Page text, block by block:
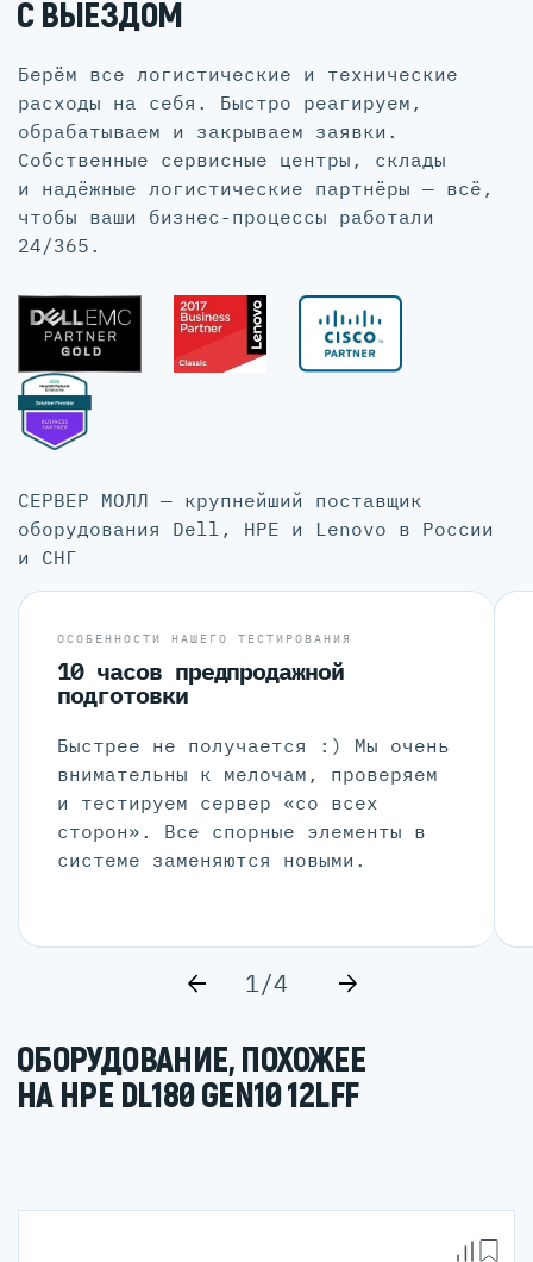
С ВЫЕЗДОМ
Берём все логистические и технические
расходы на себя. Быстро реагируем,
обрабатываем и закрываем заявки.
Собственные сервисные центры, склады
и надёжные логистические партнёры — всё,
чтобы ваши бизнес-процессы работали
24/365.
СЕРВЕР МОЛЛ — крупнейший поставщик
оборудования Dell, HPE и Lenovo в России
и СНГ
ОСОБЕННОСТИ НАШЕГО ТЕСТИРОВАНИЯ
10 часов предпродажной
подготовки
Быстрее не получается :) Мы очень
внимательны к мелочам, проверяем
и тестируем сервер «со всех
сторон». Все спорные элементы в
системе заменяются новыми.
1/4
ОБОРУДОВАНИЕ, ПОХОЖЕЕ
НА HPE DL180 GEN10 12LFF